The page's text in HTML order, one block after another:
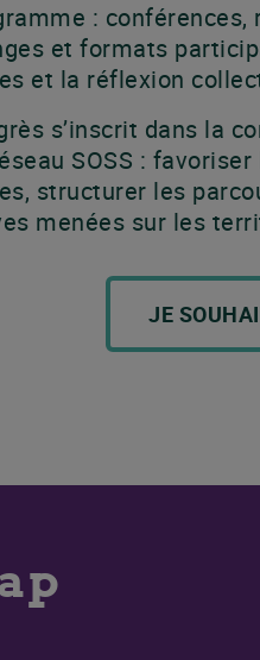
: conférences,
et formats
et la réflexion
s’inscrit dans la
SOSS :
structurer les
menées sur les
JE